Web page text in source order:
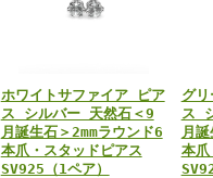
ホワイトサファイア ピア
ス シルバー 天然石＜9
月誕生石＞2mmラウンド6
本爪・スタッドピアス
SV925（1ペア）
グ
ス
月
本爪